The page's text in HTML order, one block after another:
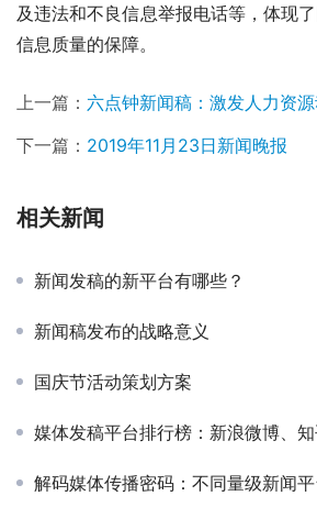
及违法和不良信息举报电话等，体现
信息质量的保障。
上一篇： 六点钟新闻稿：激发人力资
下一篇： 2019年11月23日新闻晚报
相关新闻
新闻发稿的新平台有哪些？
新闻稿发布的战略意义
国庆节活动策划方案
媒体发稿平台排行榜：新浪微博、
解码媒体传播密码：不同量级新闻平台的选